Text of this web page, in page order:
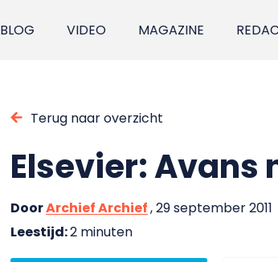
BLOG VIDEO MAGAZINE
Terug naar overzicht
Elsevier: Avans
DoorArchief Archief, 29 september 2011
Leestijd:2 minuten